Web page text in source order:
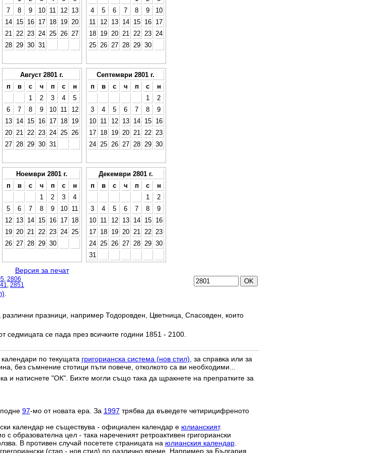
7
8 9 10 11 12
13
14
15 16 17 18 19
20
21
22 23 24 25 26
27
28
29 30 31
4
5 6 7 8 9
10
11
12 13 14 15 16
17
18
19 20 21 22 23
24
25
26 27 28 29 30
Август 2801 г.
п
в с ч п с
н
1
2 3 4
5
6
7 8 9 10 11
12
13
14 15 16 17 18
19
20
21 22 23 24 25
26
27
28 29 30 31
Септември 2801 г.
п
в с ч п с
н
1
2
3
4 5 6 7 8
9
10
11 12 13 14 15
16
17
18 19 20 21 22
23
24
25 26 27 28 29 30
Ноември 2801 г.
п
в с ч п с
н
1
2 3
4
5
6 7 8 9 10
11
12
13 14 15 16 17
18
19
20 21 22 23 24
25
26
27 28 29 30
Декември 2801 г.
п
в с ч п с
н
1
2
3
4 5 6 7 8
9
10
11 12 13 14 15
16
17
18 19 20 21 22
23
24
25 26 27 28 29 30
31
Версия за печат
2806
2851
различни празници, например Тодоровден, Цветница, Спасовден, които
седмицата се пада през всичките години 1851 - 2100.
по текущата григорианска система (нов стил), за справка или за
без съмнение стотици пъти повече, отколкото са ви необходими...
и натиснете "ОК". Бихте могли също така да щракнете на препратките за
97-мо от новата ера. За 1997 трябва да въведете четирицифреното
календар не съществува - официален календар е юлианският.
образователна цел - така нареченият ретроактивен григориански
В противен случай посетете страницата на юлианския календар.
(стар - нов стил) по различно време. Например за България,